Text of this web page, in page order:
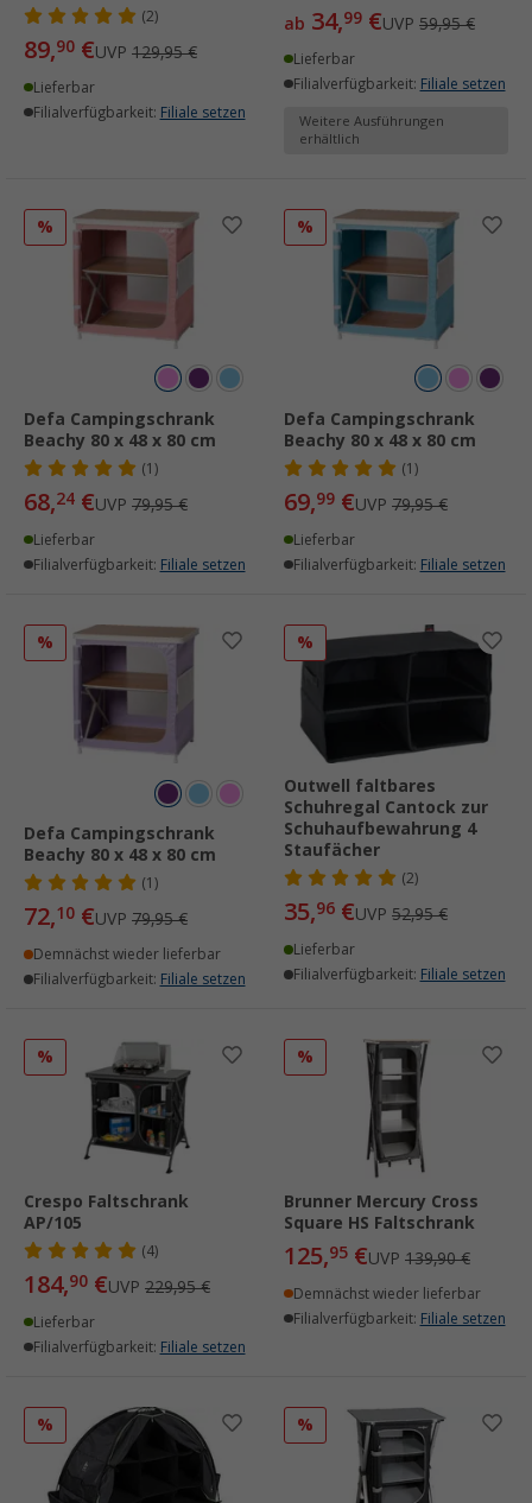
(2)
89,90 €UVP 129,95 €
Lieferbar
Filialverfügbarkeit: Filiale setzen
ab 34,99 €UVP 59,95 €
Lieferbar
Filialverfügbarkeit: Filiale setzen
Weitere Ausführungen
erhältlich
%
Defa Campingschrank
Beachy 80 x 48 x 80 cm
(1)
68,24 €UVP 79,95 €
Lieferbar
Filialverfügbarkeit: Filiale setzen
%
Defa Campingschrank
Beachy 80 x 48 x 80 cm
(1)
69,99 €UVP 79,95 €
Lieferbar
Filialverfügbarkeit: Filiale setzen
%
Defa Campingschrank
Beachy 80 x 48 x 80 cm
(1)
72,10 €UVP 79,95 €
Demnächst wieder lieferbar
Filialverfügbarkeit: Filiale setzen
%
Outwell faltbares
Schuhregal Cantock zur
Schuhaufbewahrung 4
Staufächer
(2)
35,96 €UVP 52,95 €
Lieferbar
Filialverfügbarkeit: Filiale setzen
%
Crespo Faltschrank
AP/105
(4)
184,90 €UVP 229,95 €
Lieferbar
Filialverfügbarkeit: Filiale setzen
%
Brunner Mercury Cross
Square HS Faltschrank
125,95 €UVP 139,90 €
Demnächst wieder lieferbar
Filialverfügbarkeit: Filiale setzen
% %